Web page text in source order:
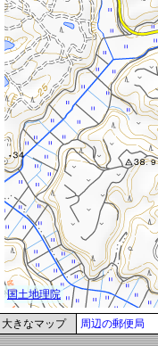
大きなマップ 周辺の郵便局